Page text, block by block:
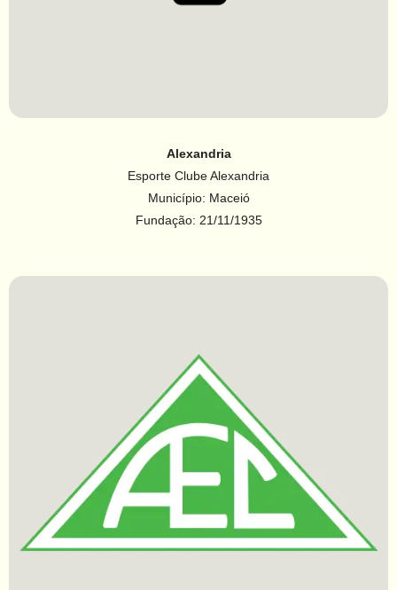
Alexandria
Esporte Clube Alexandria
Município: Maceió
Fundação: 21/11/1935